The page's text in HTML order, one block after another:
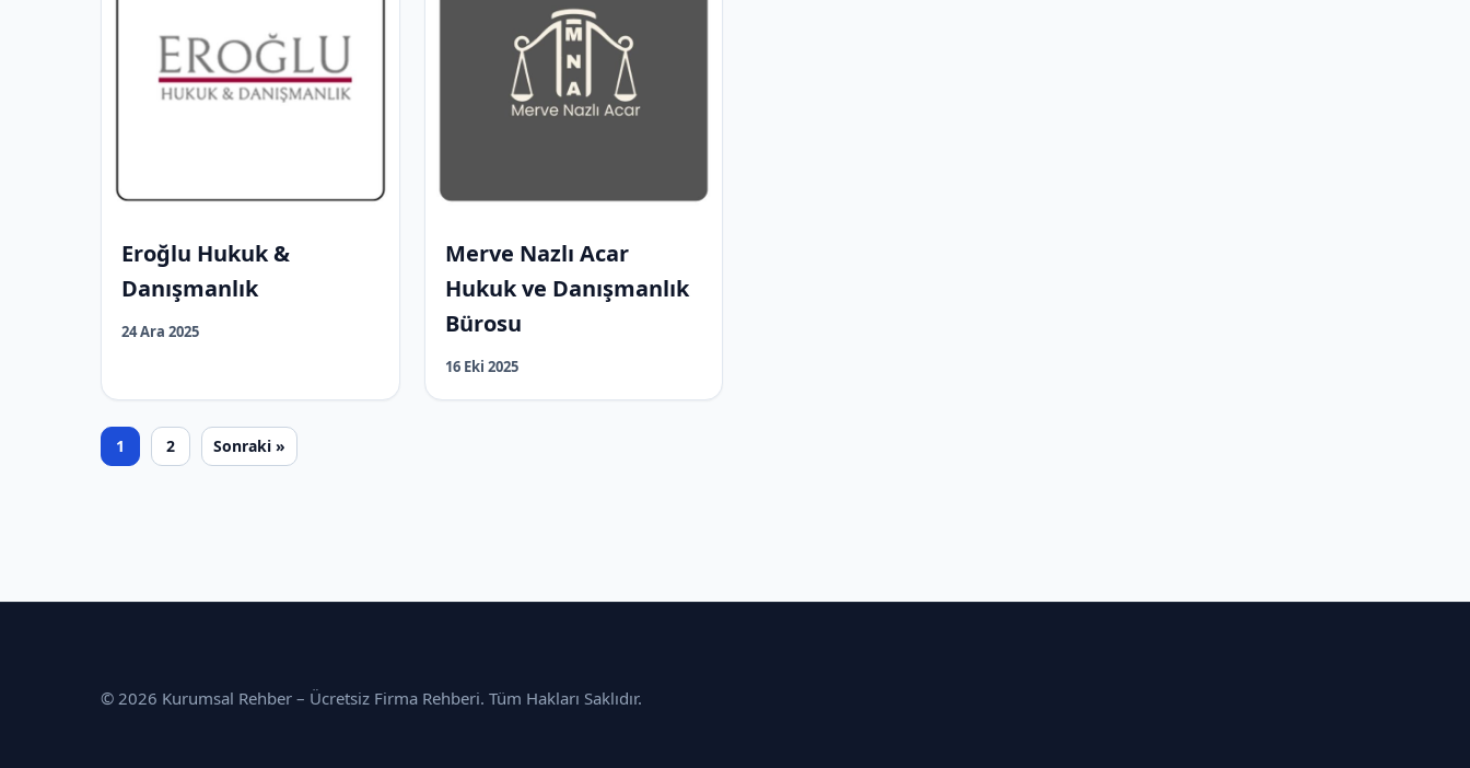
Eroğlu Hukuk &
Danışmanlık
24 Ara 2025
Merve Nazlı Acar
Hukuk ve Danışmanlık
Bürosu
16 Eki 2025
1 2 Sonraki »
© 2026 Kurumsal Rehber – Ücretsiz Firma Rehberi. Tüm Hakları Saklıdır.